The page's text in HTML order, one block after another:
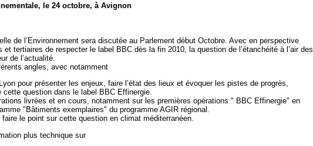
le 24 octobre, à Avignon
de l’Environnement sera discutée au Parlement début Octobre. Avec en perspective
et tertiaires de respecter le label BBC dès la fin 2010, la question de l’étanchéité à l’air des
de l’actualité.
angles, avec notamment
pour présenter les enjeux, faire l’état des lieux et évoquer les pistes de progrès,
question dans le label BBC Effinergie.
livrées et en cours, notamment sur les premières opérations " BBC Effinergie" en
"Bâtiments exemplaires" du programme AGIR régional.
le point sur cette question en climat méditerranéen.
plus technique sur